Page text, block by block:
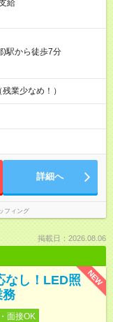
給
)駅から徒歩7分
業少なめ！）
詳細へ
フィング
掲載日：2026.08.06
NEW
なし！LED照
務
面接OK